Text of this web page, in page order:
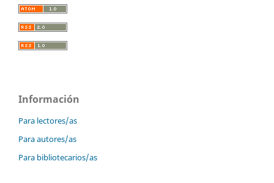
Información
Para lectores/as
Para autores/as
Para bibliotecarios/as